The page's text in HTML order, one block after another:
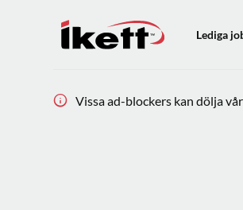
Lediga
Vissa ad-blockers kan dölja